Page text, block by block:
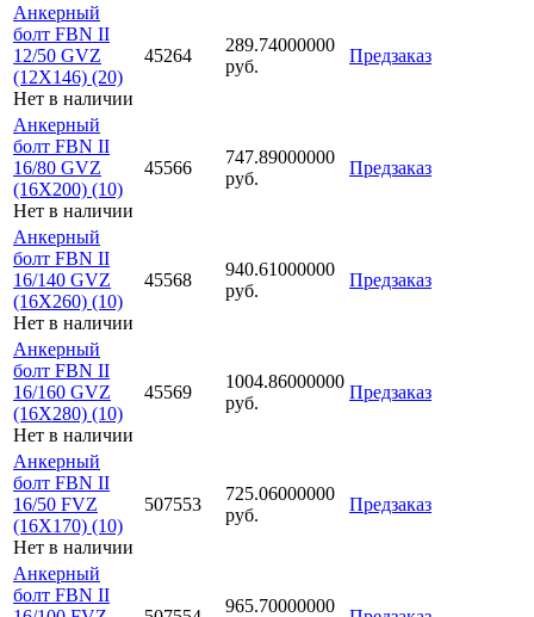
Анкерный
болт FBN II
12/50 GVZ
(12X146) (20)
Нет в наличии
45264
289.74000000
руб.
Предзаказ
Анкерный
болт FBN II
16/80 GVZ
(16X200) (10)
Нет в наличии
45566
747.89000000
руб.
Предзаказ
Анкерный
болт FBN II
16/140 GVZ
(16X260) (10)
Нет в наличии
45568
940.61000000
руб.
Предзаказ
Анкерный
болт FBN II
16/160 GVZ
(16X280) (10)
Нет в наличии
45569
1004.86000000
руб.
Предзаказ
Анкерный
болт FBN II
16/50 FVZ
(16X170) (10)
Нет в наличии
507553
725.06000000
руб.
Предзаказ
Анкерный
болт FBN II
965.70000000